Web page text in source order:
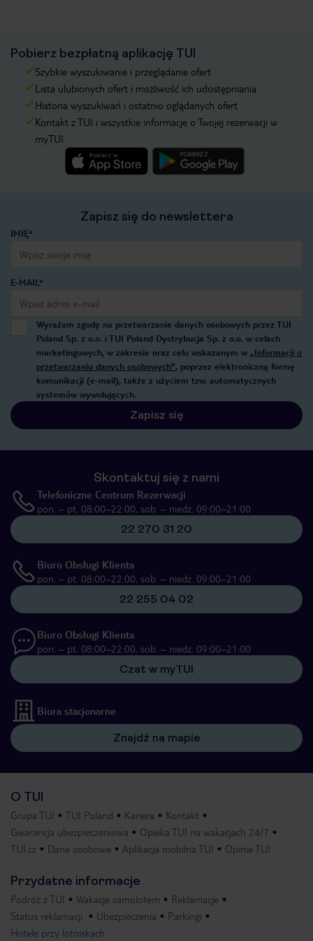
Pobierz bezpłatną aplikację TUI
Szybkie wyszukiwanie i przeglądanie ofert
Lista ulubionych ofert i możliwość ich udostępniania
Historia wyszukiwań i ostatnio oglądanych ofert
Kontakt z TUI i wszystkie informacje o Twojej rezerwacji w
myTUI
Zapisz się do newslettera
IMIĘ*
E-MAIL*
Wyrażam zgodę na przetwarzanie danych osobowych przez TUI
Poland Sp. z o.o. i TUI Poland Dystrybucja Sp. z o.o. w celach
marketingowych, w zakresie oraz celu wskazanym w „Informacji o
przetwarzaniu danych osobowych”, poprzez elektroniczną formę
komunikacji (e-mail), także z użyciem tzw. automatycznych
systemów wywołujących.
Zapisz się
Skontaktuj się z nami
Telefoniczne Centrum Rezerwacji
pon. – pt. 08:00–22:00, sob. – niedz. 09:00–21:00
22 270 31 20
Biuro Obsługi Klienta
pon. – pt. 08:00–22:00, sob. – niedz. 09:00–21:00
22 255 04 02
Biuro Obsługi Klienta
pon. – pt. 08:00–22:00, sob. – niedz. 09:00–21:00
Czat w myTUI
Biura stacjonarne
Znajdź na mapie
O TUI
Grupa TUI TUI Poland Kariera
Kontakt
Gwarancja ubezpieczeniowa
Opieka TUI na wakacjach 24/7
TUI.cz
Dane osobowe Aplikacja mobilna TUI Opinie TUI
Przydatne informacje
Podróż z TUI Wakacje samolotem
Reklamacje
Status reklamacji
Ubezpieczenia
Parkingi
Hotele przy lotniskach